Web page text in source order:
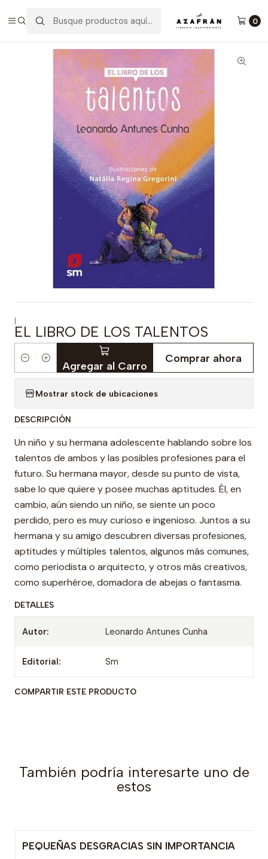
0
El Libro De Los Talentos
|
EL LIBRO DE LOS TALENTOS
Cantidad Agregar al Carro
Comprar ahora
Mostrar stock de ubicaciones
DESCRIPCIÓN
Un niño y su hermana adolescente hablando sobre los
talentos de ambos y las posibles profesiones para el
futuro. Su hermana mayor, desde su punto de vista,
sabe lo que quiere y posee muchas aptitudes. Él, en
cambio, aún siendo un niño, se siente un poco
perdido, pero es muy curioso e ingenioso. Juntos a su
hermana y su amigo descubren diversas profesiones,
aptitudes y múltiples talentos, algunos más comunes,
como periodista o arquitecto, y otros más creativos,
como superhéroe, domadora de abejas o fantasma.
DETALLES
Autor: Leonardo Antunes Cunha
Editorial: Sm
COMPARTIR ESTE PRODUCTO
También podría interesarte uno de
estos
PEQUEÑAS DESGRACIAS SIN IMPORTANCIA